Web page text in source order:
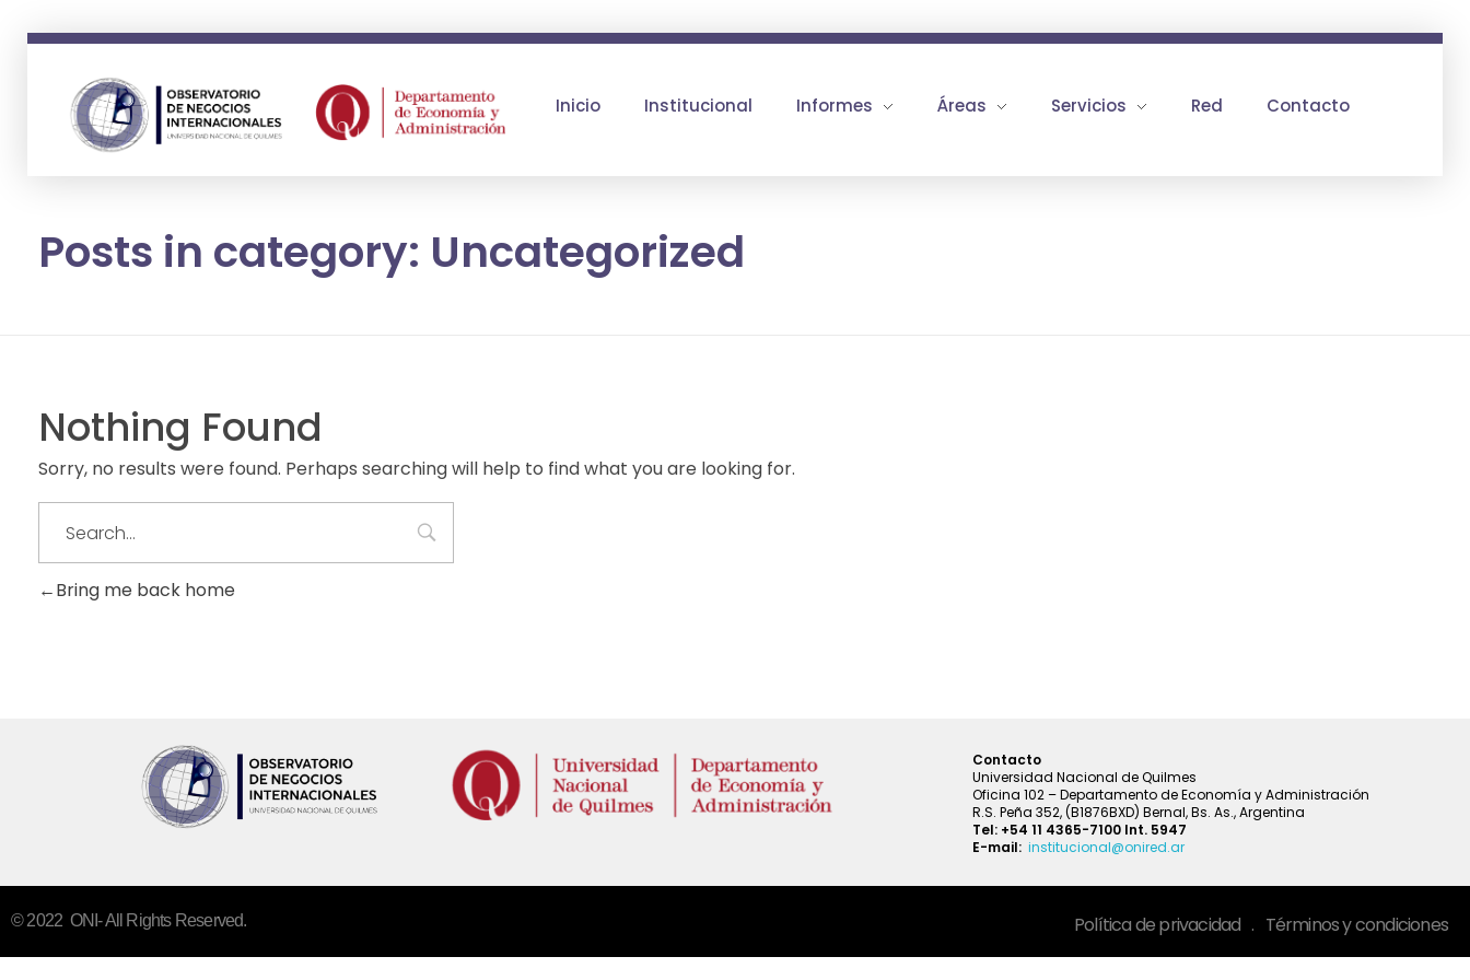
Inicio Institucional Informes Áreas Servicios Red Contacto
Posts in category: Uncategorized
Nothing Found
Sorry, no results were found. Perhaps searching will help to find what you are looking for.
Bring me back home
Contacto
Universidad Nacional de Quilmes
Oficina 102 – Departamento de Economía y Administración
R.S. Peña 352, (B1876BXD) Bernal, Bs. As., Argentina
Tel: +54 11 4365-7100 Int. 5947
E-mail: institucional@onired.ar
© 2022 ONI- All Rights Reserved. Política de privacidad . Términos y condiciones